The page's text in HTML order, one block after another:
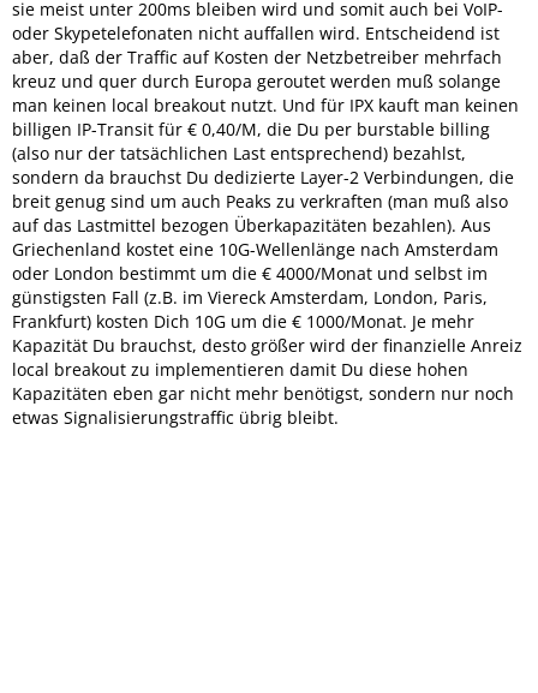
sie meist unter 200ms bleiben wird und somit auch bei VoIP-
oder Skypetelefonaten nicht auffallen wird. Entscheidend ist
aber, daß der Traffic auf Kosten der Netzbetreiber mehrfach
kreuz und quer durch Europa geroutet werden muß solange
man keinen local breakout nutzt. Und für IPX kauft man keinen
billigen IP-Transit für € 0,40/M, die Du per burstable billing
(also nur der tatsächlichen Last entsprechend) bezahlst,
sondern da brauchst Du dedizierte Layer-2 Verbindungen, die
breit genug sind um auch Peaks zu verkraften (man muß also
auf das Lastmittel bezogen Überkapazitäten bezahlen). Aus
Griechenland kostet eine 10G-Wellenlänge nach Amsterdam
oder London bestimmt um die € 4000/Monat und selbst im
günstigsten Fall (z.B. im Viereck Amsterdam, London, Paris,
Frankfurt) kosten Dich 10G um die € 1000/Monat. Je mehr
Kapazität Du brauchst, desto größer wird der finanzielle Anreiz
local breakout zu implementieren damit Du diese hohen
Kapazitäten eben gar nicht mehr benötigst, sondern nur noch
etwas Signalisierungstraffic übrig bleibt.